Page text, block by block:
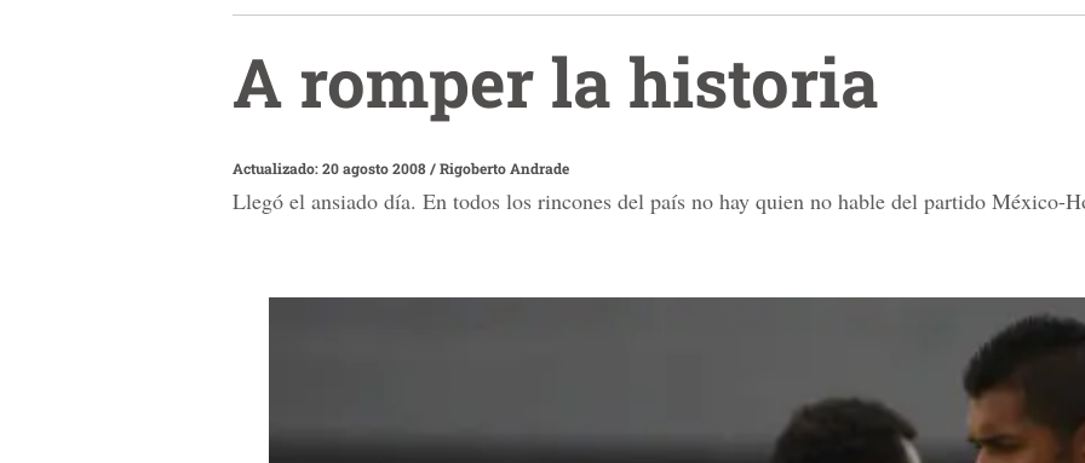
A romper la historia
Actualizado: 20 agosto 2008/Rigoberto Andrade
Llegó el ansiado día. En todos los rincones del país no hay quien no hable del partido México-